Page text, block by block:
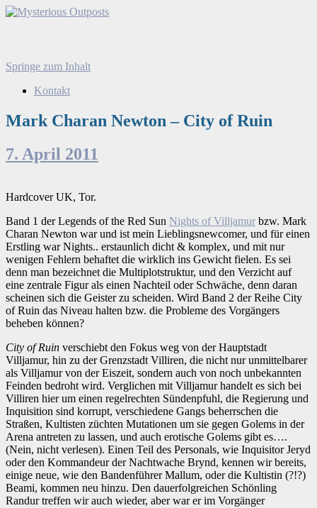
Suchen
Springe zum Inhalt
Kontakt
Mark Charan Newton – City of Ruin
7. April 2011
Hardcover UK, Tor.
Band 1 der Legends of the Red Sun Nights of Villjamur bzw. Mark
Charan Newton war und ist mein Lieblingsnewcomer, und für einen
Erstling war Nights.. erstaunlich dicht & komplex, und mit nur
wenigen Fehlern behaftet die wirklich ins Gewicht fielen. Es sei
denn man bezeichnet die Multiplotstruktur, und den Verzicht auf
eine zentrale Figur als einen Nachteil oder Schwäche, denn daran
scheinen sich die Geister zu scheiden. Wird Band 2 der Reihe City
of Ruin das Niveau halten bzw. die Probleme des Vorgängers
beheben können?
City of Ruin verschiebt den Fokus weg von der Hauptstadt
Villjamur, hin zu der Grenzstadt Villiren, die nicht nur unmittelbarer
als Villjamur von der Eiszeit, sondern auch von noch unbekannten
Feinden bedroht wird. Verglichen mit Villjamur handelt es sich bei
Villiren hier um einen regelrechten Sündenpfuhl, die Regierung und
Inquisition sind korrupt, verschiedene Gangs beherrschen die
Straßen, Kultisten züchten Mutationen um sie gegen Golems in der
Arena antreten zu lassen, und auch erotische Golems gibt es….
(Nein, nicht verlesen). Einen Teil des Personals, wie Inquisitor Jeryd
oder den Kommandeur der Nachtwache Brynd, kennen wir bereits,
einige neue, wie den Bandenführer Mallum, oder die Kultistin (?!?)
Beami, kommen neu hinzu. Den dauerfolgreichen Schönling
Randur treffen wir auch wieder, aber war er im Vorgänger